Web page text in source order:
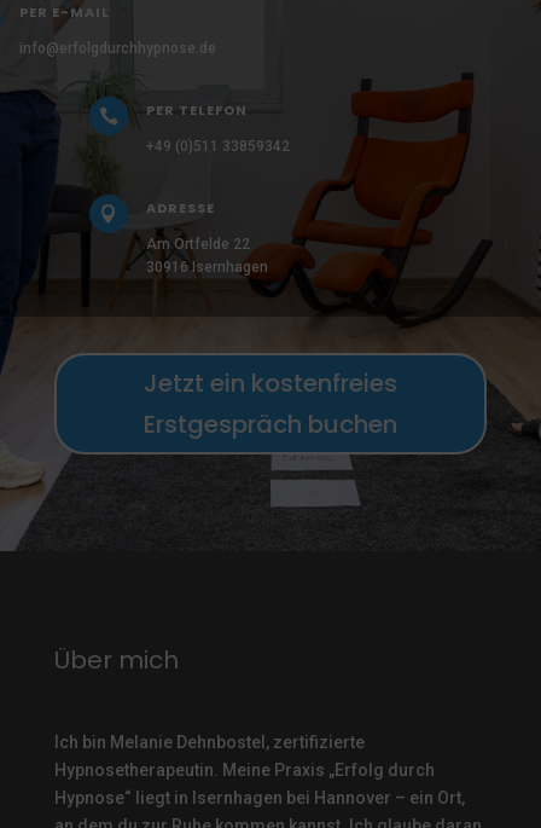
PER E-MAIL
info@erfolgdurchhypnose.de
 PER TELEFON
+49 (0)511 33859342
 ADRESSE
Am Ortfelde 22
30916 Isernhagen
Jetzt ein kostenfreies
Erstgespräch buchen
Über mich
Ich bin Melanie Dehnbostel, zertifizierte
Hypnosetherapeutin.
Meine Praxis „Erfolg durch
Hypnose“ liegt in Isernhagen bei Hannover – ein Ort,